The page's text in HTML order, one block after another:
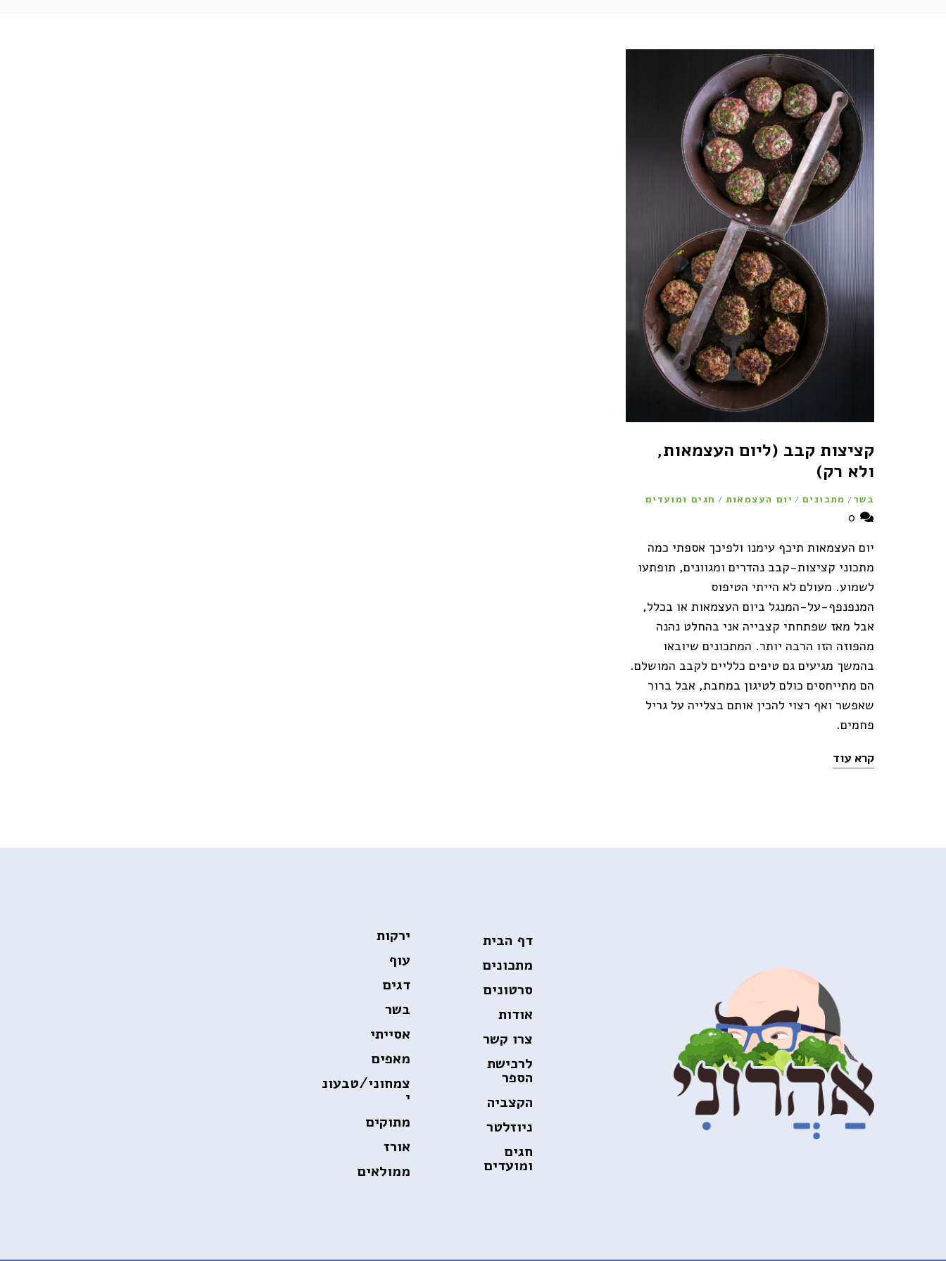
קציצות קבב (ליום העצמאות,
ולא רק)
בשר / מתכונים / יום העצמאות / חגים ומועדים
יום העצמאות תיכף עימנו ולפיכך אספתי כמה
מתכוני קציצות-קבב נהדרים ומגוונים, תופתעו
לשמוע. מעולם לא הייתי הטיפוס
המנפנפף-על-המנגל ביום העצמאות או בכלל,
אבל מאז שפתחתי קצבייה אני בהחלט נהנה
מהפוזה הזו הרבה יותר. המתכונים שיובאו
בהמשך מגיעים גם טיפים כלליים לקבב המושלם.
הם מתייחסים כולם לטיגון במחבת, אבל ברור
שאפשר ואף רצוי להכין אותם בצלייה על גריל
פחמים.
קרא עוד
דף הבית
מתכונים
סרטונים
אודות
צרו קשר
לרכישת
הספר
הקצביה
ניוזלטר
חגים
ומועדים
ירקות
עוף
דגים
בשר
אסייתי
מאפים
צמחוני/טבעונ
י
מתוקים
אורז
ממולאים